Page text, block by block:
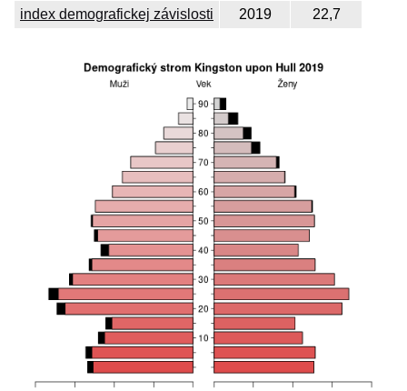
index demografickej závislosti
2019 22,7